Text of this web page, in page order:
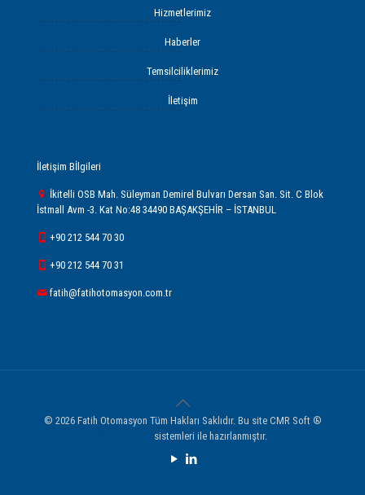
Hizmetlerimiz
Haberler
Temsilciliklerimiz
İletişim
İletişim Bİlgileri
İkitelli OSB Mah. Süleyman Demirel Bulvarı Dersan San. Sit. C Blok
İstmall Avm -3. Kat No:48 34490 BAŞAKŞEHİR – İSTANBUL
+90 212 544 70 30
+90 212 544 70 31
fatih@fatihotomasyon.com.tr
© 2026 Fatih Otomasyon Tüm Hakları Saklıdır. Bu site CMR Soft ®️
sistemleri ile hazırlanmıştır.